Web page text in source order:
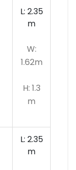
L: 2.35
m
W:
1.62m
H: 1.3
m
L: 2.35
m